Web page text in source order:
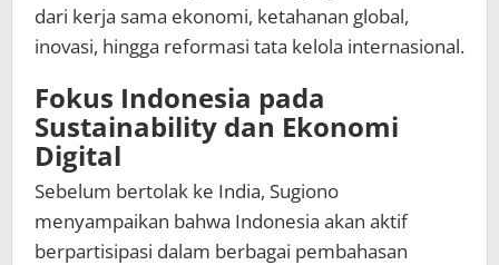
dari kerja sama ekonomi, ketahanan global,
inovasi, hingga reformasi tata kelola internasional.
Fokus Indonesia pada
Sustainability dan Ekonomi
Digital
Sebelum bertolak ke India, Sugiono
menyampaikan bahwa Indonesia akan aktif
berpartisipasi dalam berbagai pembahasan